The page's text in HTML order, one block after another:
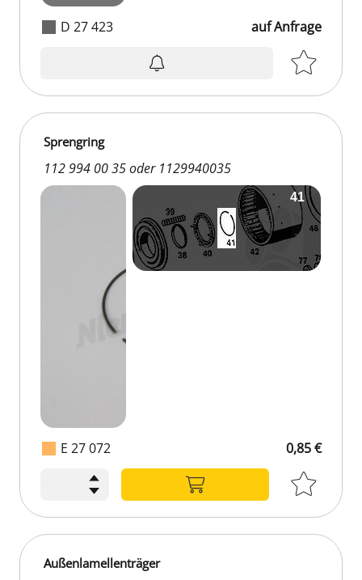
D 27 423 auf Anfrage
E 27 072
Sprengring
112 994 00 35 oder 1129940035
0,85 €
Außenlamellenträger